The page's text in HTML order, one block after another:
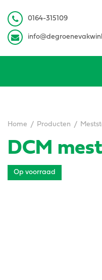
naar
content
Home Producten
0164-315109
DCM
Op voorraad